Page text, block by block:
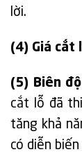
lời.
(4) Giá cắt
(5) Biên
cắt lỗ đã
tăng khả
có diễn